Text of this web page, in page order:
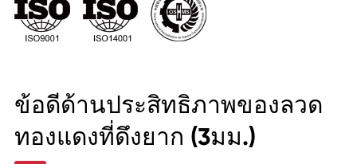
ข้อดีด้านประสิทธิภาพของลวด
ทองแดงที่ดึงยาก (3มม.)